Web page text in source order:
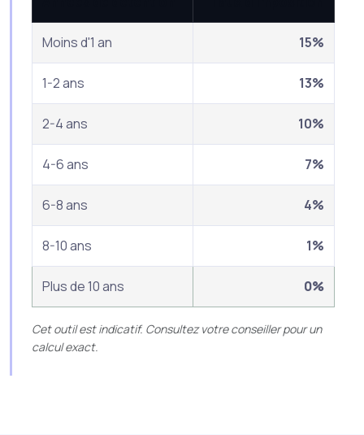
Moins d'1 an 15%
1-2 ans 13%
2-4 ans 10%
4-6 ans 7%
6-8 ans 4%
8-10 ans 1%
Plus de 10 ans 0%
Cet outil est indicatif. Consultez votre conseiller pour un
calcul exact.